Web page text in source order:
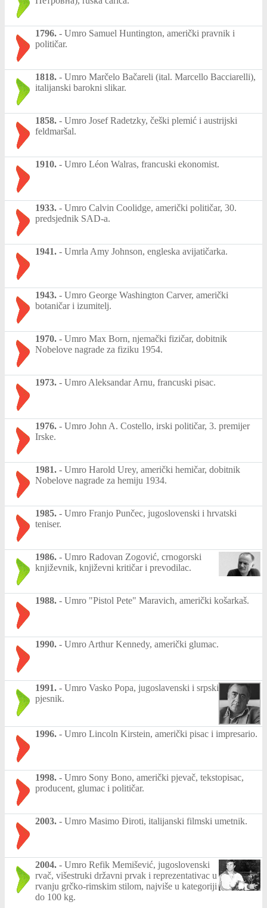
1796. - Umro Samuel Huntington, američki pravnik i
političar.
1818. - Umro Marčelo Bačareli (ital. Marcello Bacciarelli),
italijanski barokni slikar.
1858. - Umro Josef Radetzky, češki plemić i austrijski
feldmaršal.
1910. - Umro Léon Walras, francuski ekonomist.
1933. - Umro Calvin Coolidge, američki političar, 30.
predsjednik SAD-a.
1941. - Umrla Amy Johnson, engleska avijatičarka.
1943. - Umro George Washington Carver, američki
botaničar i izumitelj.
1970. - Umro Max Born, njemački fizičar, dobitnik
Nobelove nagrade za fiziku 1954.
1973. - Umro Aleksandar Arnu, francuski pisac.
1976. - Umro John A. Costello, irski političar, 3. premijer
Irske.
1981. - Umro Harold Urey, američki hemičar, dobitnik
Nobelove nagrade za hemiju 1934.
1985. - Umro Franjo Punčec, jugoslovenski i hrvatski
teniser.
1986. - Umro Radovan Zogović, crnogorski
književnik, književni kritičar i prevodilac.
1988. - Umro "Pistol Pete" Maravich, američki košarkaš.
1990. - Umro Arthur Kennedy, američki glumac.
1991. - Umro Vasko Popa, jugoslavenski i srpski
pjesnik.
1996. - Umro Lincoln Kirstein, američki pisac i impresario.
1998. - Umro Sony Bono, američki pjevač, tekstopisac,
producent, glumac i političar.
2003. - Umro Masimo Điroti, italijanski filmski umetnik.
2004. - Umro Refik Memišević, jugoslovenski
rvač, višestruki državni prvak i reprezentativac u
rvanju grčko-rimskim stilom, najviše u kategoriji
do 100 kg.